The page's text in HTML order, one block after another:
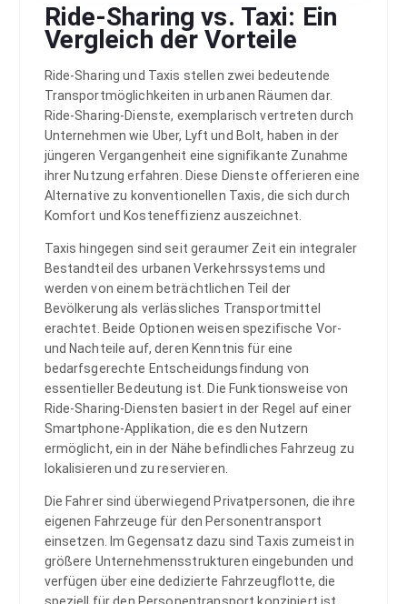
Ride-Sharing vs. Taxi: Ein
Vergleich der Vorteile
Ride-Sharing und Taxis stellen zwei bedeutende
Transportmöglichkeiten in urbanen Räumen dar.
Ride-Sharing-Dienste, exemplarisch vertreten durch
Unternehmen wie Uber, Lyft und Bolt, haben in der
jüngeren Vergangenheit eine signifikante Zunahme
ihrer Nutzung erfahren. Diese Dienste offerieren eine
Alternative zu konventionellen Taxis, die sich durch
Komfort und Kosteneffizienz auszeichnet.
Taxis hingegen sind seit geraumer Zeit ein integraler
Bestandteil des urbanen Verkehrssystems und
werden von einem beträchtlichen Teil der
Bevölkerung als verlässliches Transportmittel
erachtet. Beide Optionen weisen spezifische Vor-
und Nachteile auf, deren Kenntnis für eine
bedarfsgerechte Entscheidungsfindung von
essentieller Bedeutung ist. Die Funktionsweise von
Ride-Sharing-Diensten basiert in der Regel auf einer
Smartphone-Applikation, die es den Nutzern
ermöglicht, ein in der Nähe befindliches Fahrzeug zu
lokalisieren und zu reservieren.
Die Fahrer sind überwiegend Privatpersonen, die ihre
eigenen Fahrzeuge für den Personentransport
einsetzen. Im Gegensatz dazu sind Taxis zumeist in
größere Unternehmensstrukturen eingebunden und
verfügen über eine dedizierte Fahrzeugflotte, die
speziell für den Personentransport konzipiert ist.